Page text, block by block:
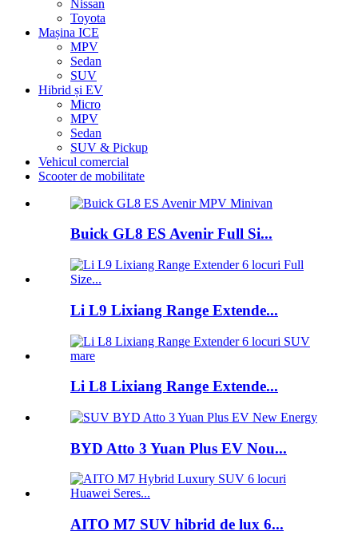
Nissan
Toyota
Mașina ICE
MPV
Sedan
SUV
Hibrid și EV
Micro
MPV
Sedan
SUV & Pickup
Vehicul comercial
Scooter de mobilitate
Buick GL8 ES Avenir Full Si...
Li L9 Lixiang Range Extende...
Li L8 Lixiang Range Extende...
BYD Atto 3 Yuan Plus EV Nou...
AITO M7 SUV hibrid de lux 6...